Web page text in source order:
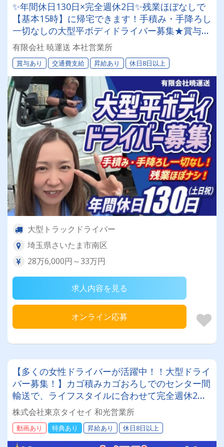
✨年間休日130日×完全週休2日✨残業ほぼなしで
【基本15時】に帰宅できます！手積み・手降ろし
一切なしの大型平ボディドライバー募集★賞与年
2回｜土日祝休み｜ワークライフバランス重視の
方にオススメ！
有限会社 暁運送 本社営業所
賞与あり 交通費支給 昇給あり 休日8日以上
大型トラックドライバー
埼玉県さいたま市南区
28万6,000円～33万円
求人内容を見る
オンライン応募
【多くの女性ドライバーが活躍中！！大型ドライ
バー募集！】カゴ積みカゴおろしでのセンター間
輸送で、ライフスタイルに合わせて完全週休2日
も可能です。ミドル・シニア世代・女性・主婦
（主夫）が活躍しております研修も充実していま
すのでブランクがあっても安心社員寮を完備して
いるので遠方の方でも安心して入社いただけま
株式会社東京タイセイ 和光営業所
動画あり 特典あり 昇給あり 休日8日以上